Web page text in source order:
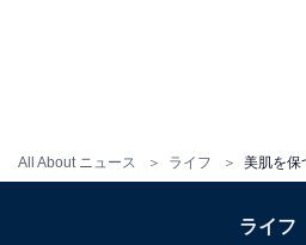
All About ニュース ライフ
ライフ